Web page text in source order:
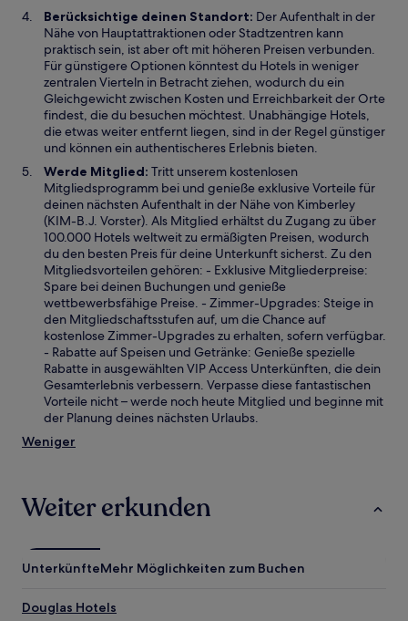
Berücksichtige deinen Standort: Der Aufenthalt in der
Nähe von Hauptattraktionen oder Stadtzentren kann
praktisch sein, ist aber oft mit höheren Preisen verbunden.
Für günstigere Optionen könntest du Hotels in weniger
zentralen Vierteln in Betracht ziehen, wodurch du ein
Gleichgewicht zwischen Kosten und Erreichbarkeit der Orte
findest, die du besuchen möchtest. Unabhängige Hotels,
die etwas weiter entfernt liegen, sind in der Regel günstiger
und können ein authentischeres Erlebnis bieten.
Werde Mitglied: Tritt unserem kostenlosen
Mitgliedsprogramm bei und genieße exklusive Vorteile für
deinen nächsten Aufenthalt in der Nähe von Kimberley
(KIM-B.J. Vorster). Als Mitglied erhältst du Zugang zu über
100.000 Hotels weltweit zu ermäßigten Preisen, wodurch
du den besten Preis für deine Unterkunft sicherst. Zu den
Mitgliedsvorteilen gehören: - Exklusive Mitgliederpreise:
Spare bei deinen Buchungen und genieße
wettbewerbsfähige Preise. - Zimmer-Upgrades: Steige in
den Mitgliedschaftsstufen auf, um die Chance auf
kostenlose Zimmer-Upgrades zu erhalten, sofern verfügbar.
- Rabatte auf Speisen und Getränke: Genieße spezielle
Rabatte in ausgewählten VIP Access Unterkünften, die dein
Gesamterlebnis verbessern. Verpasse diese fantastischen
Vorteile nicht – werde noch heute Mitglied und beginne mit
der Planung deines nächsten Urlaubs.
Weniger
Weiter erkunden
UnterkünfteMehr Möglichkeiten zum Buchen
Douglas Hotels